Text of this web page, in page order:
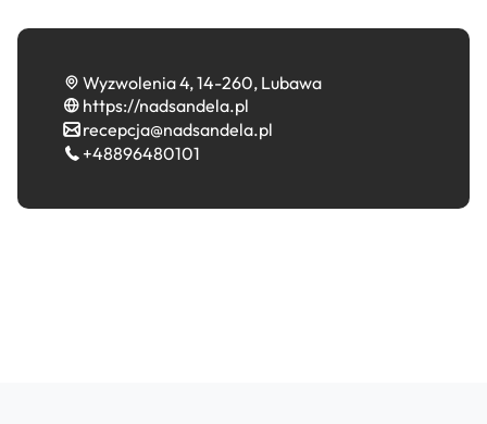
Wyzwolenia 4, 14-260, Lubawa
https://nadsandela.pl
recepcja@nadsandela.pl
+48896480101